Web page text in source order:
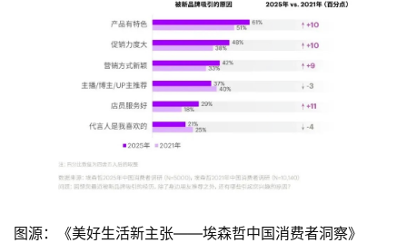
图源：《美好生活新主张——埃森哲中国消费者洞察》